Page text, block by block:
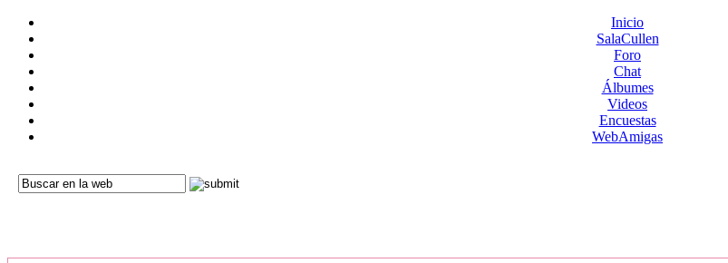
Inicio
SalaCullen
Foro
Chat
Álbumes
Videos
Encuestas
WebAmigas